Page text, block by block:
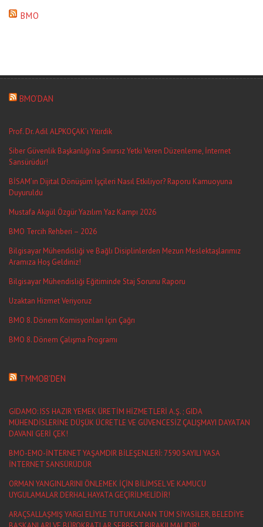
BMO
BMO’DAN
Prof. Dr. Adil ALPKOÇAK’ı Yitirdik
Siber Güvenlik Başkanlığı’na Sınırsız Yetki Veren Düzenleme, İnternet
Sansürüdür!
BİSAM’ın Dijital Dönüşüm İşçileri Nasıl Etkiliyor? Raporu Kamuoyuna
Duyuruldu
Mustafa Akgül Özgür Yazılım Yaz Kampı 2026
BMO Tercih Rehberi – 2026
Bilgisayar Mühendisliği ve Bağlı Disiplinlerden Mezun Meslektaşlarımız
Aramıza Hoş Geldiniz!
Bilgisayar Mühendisliği Eğitiminde Staj Sorunu Raporu
Uzaktan Hizmet Veriyoruz
BMO 8. Dönem Komisyonları İçin Çağrı
BMO 8. Dönem Çalışma Programı
TMMOB’DEN
GIDAMO: ISS HAZIR YEMEK ÜRETİM HİZMETLERİ A.Ş. ; GIDA
MÜHENDİSLERİNE DÜŞÜK ÜCRETLE VE GÜVENCESİZ ÇALIŞMAYI DAYATAN
DAVANI GERİ ÇEK!
BMO-EMO-İNTERNET YAŞAMDIR BİLEŞENLERİ: 7590 SAYILI YASA
İNTERNET SANSÜRÜDÜR
ORMAN YANGINLARINI ÖNLEMEK İÇİN BİLİMSEL VE KAMUCU
UYGULAMALAR DERHAL HAYATA GEÇİRİLMELİDİR!
ARAÇSALLAŞMIŞ YARGI ELİYLE TUTUKLANAN TÜM SİYASİLER, BELEDİYE